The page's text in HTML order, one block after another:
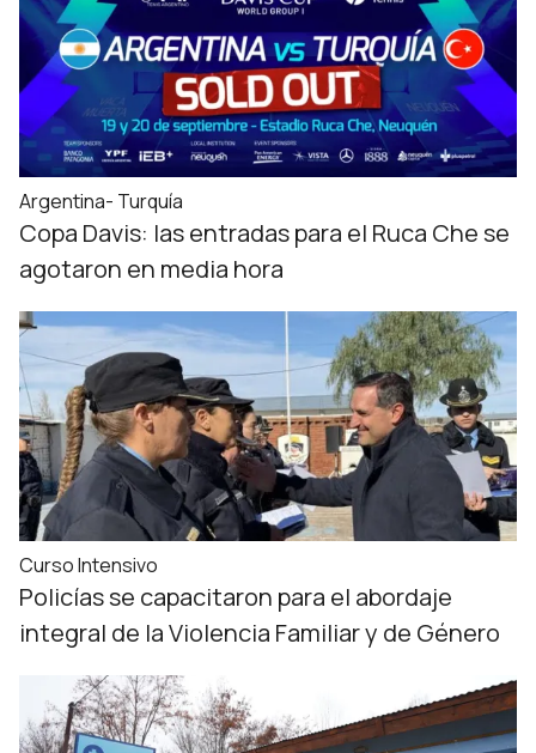
Argentina- Turquía
Copa Davis: las entradas para el Ruca Che se
agotaron en media hora
Curso Intensivo
Policías se capacitaron para el abordaje
integral de la Violencia Familiar y de Género